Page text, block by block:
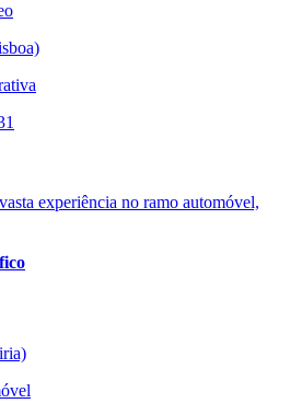
experiência no ramo automóvel,